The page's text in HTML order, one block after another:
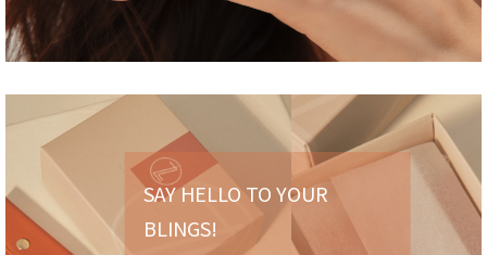
SAY HELLO TO YOUR
BLINGS!